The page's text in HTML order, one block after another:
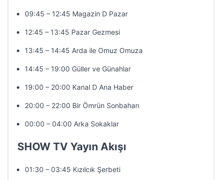
09:45 – 12:45 Magazin D Pazar
12:45 – 13:45 Pazar Gezmesi
13:45 – 14:45 Arda ile Omuz Omuza
14:45 – 19:00 Güller ve Günahlar
19:00 – 20:00 Kanal D Ana Haber
20:00 – 22:00 Bir Ömrün Sonbaharı
00:00 – 04:00 Arka Sokaklar
SHOW TV Yayın Akışı
01:30 – 03:45 Kızılcık Şerbeti